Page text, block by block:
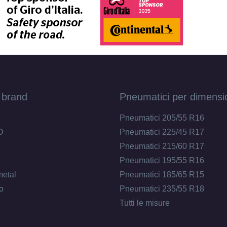
Pneumatici per
Pneumatici 205/55 R16
Pneumatici 225/45 R17
Pneumatici 215/60 R17
Pneumatici 195/55 R16
Pneumatici 185/65 R15
Pneumatici 235/55 R18
Tutti le misure